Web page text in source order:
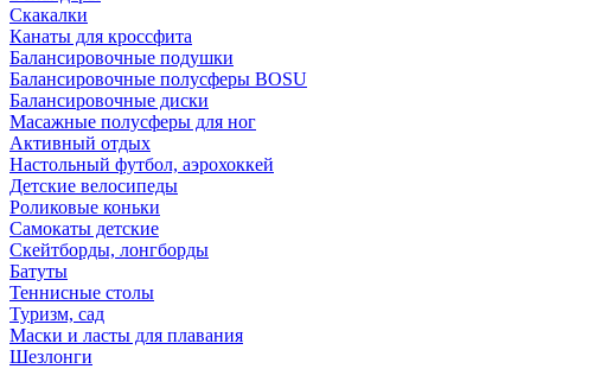
Скакалки
Канаты для кроссфита
Балансировочные подушки
Балансировочные полусферы BOSU
Балансировочные диски
Масажные полусферы для ног
Активный отдых
Настольный футбол, аэрохоккей
Детские велосипеды
Роликовые коньки
Самокаты детские
Скейтборды, лонгборды
Батуты
Теннисные столы
Туризм, сад
Маски и ласты для плавания
Шезлонги